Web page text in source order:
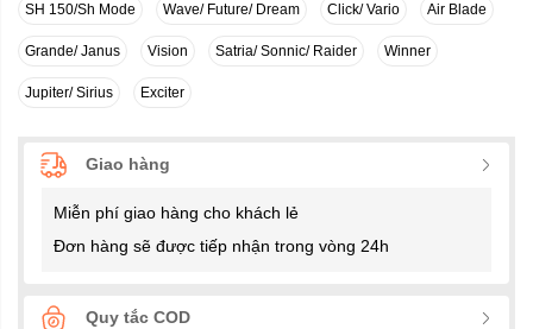
SH 150/Sh Mode Wave/ Future/ Dream Click/ Vario Air Blade
Grande/ Janus Vision Satria/ Sonnic/ Raider Winner
Jupiter/ Sirius Exciter
Giao hàng
Miễn phí giao hàng cho khách lẻ
Đơn hàng sẽ được tiếp nhận trong vòng 24h
Quy tắc COD